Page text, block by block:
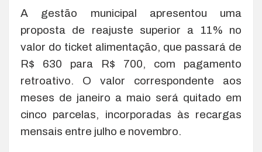
A gestão municipal apresentou uma
proposta de reajuste superior a 11% no
valor do ticket alimentação, que passará de
R$ 630 para R$ 700, com pagamento
retroativo. O valor correspondente aos
meses de janeiro a maio será quitado em
cinco parcelas, incorporadas às recargas
mensais entre julho e novembro.